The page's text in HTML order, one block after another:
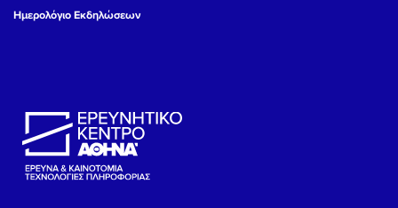
Ημερολόγιο Εκδηλώσεων